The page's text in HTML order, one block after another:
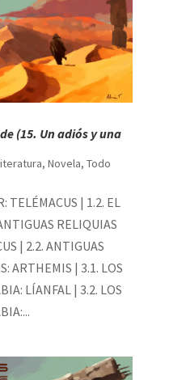
(15. Un adiós y una
, Novela, Todo
TELÉMACUS | 1.2. EL
RELIQUIAS
| 2.2. ANTIGUAS
ARTHEMIS | 3.1. LOS
LÍANFAL | 3.2. LOS